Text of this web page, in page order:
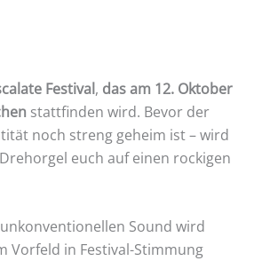
Festival, das am 12. Oktober
stattfinden wird. Bevor der
noch streng geheim ist – wird
euch auf einen rockigen
Sound wird
Vorfeld in Festival-Stimmung